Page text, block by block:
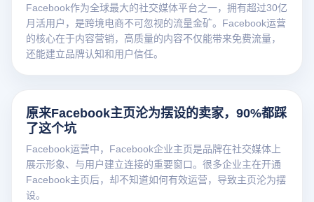
Facebook作为全球最大的社交媒体平台之一，拥有超过30亿
月活用户，是跨境电商不可忽视的流量金矿。Facebook运营
的核心在于内容营销，高质量的内容不仅能带来免费流量，
还能建立品牌认知和用户信任。
原来Facebook主页沦为摆设的卖家，90%都踩
了这个坑
Facebook运营中，Facebook企业主页是品牌在社交媒体上
展示形象、与用户建立连接的重要窗口。很多企业主在开通
Facebook主页后，却不知道如何有效运营，导致主页沦为摆
设。